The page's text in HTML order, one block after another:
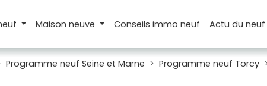
Maison neuve Conseilsimmo neuf Actudu neuf
Programme neuf Seine et Marne Programme neuf Torcy